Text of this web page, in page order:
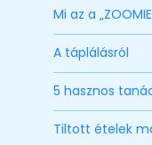
Mi az a
A táplálásról
5 hasznos
Tiltott ételek